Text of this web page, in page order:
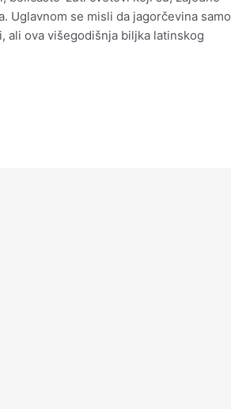
Uglavnom se misli da jagorčevina samo
ali ova višegodišnja biljka latinskog